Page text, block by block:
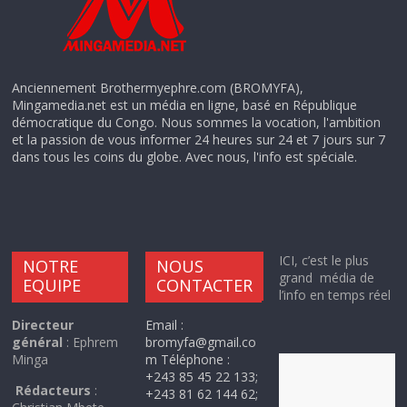
Anciennement Brothermyephre.com (BROMYFA),
Mingamedia.net est un média en ligne, basé en République
démocratique du Congo. Nous sommes la vocation, l'ambition
et la passion de vous informer 24 heures sur 24 et 7 jours sur 7
dans tous les coins du globe. Avec nous, l'info est spéciale.
NOTRE
EQUIPE
Directeur
général : Ephrem
Minga
Rédacteurs :
NOUS
CONTACTER
Email :
bromyfa@gmail.co
m Téléphone :
+243 85 45 22 133;
+243 81 62 144 62;
ICI, c’est le plus
grand média de
l’info en temps réel